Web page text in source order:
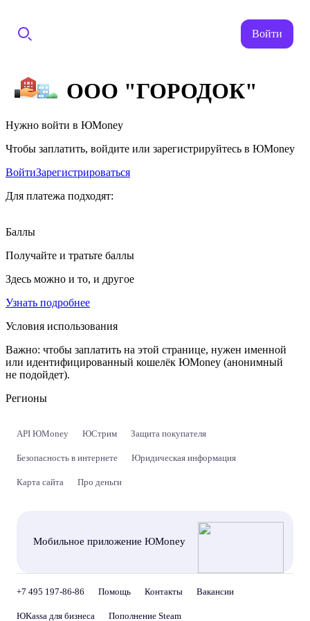
Войти
ООО "ГОРОДОК"
Нужно войти в ЮMoney
Чтобы заплатить, войдите или зарегистрируйтесь в ЮMoney
ВойтиЗарегистрироваться
Для платежа подходят:
Баллы
Получайте и тратьте баллы
Здесь можно и то, и другое
Узнать подробнее
Условия использования
Важно: чтобы заплатить на этой странице, нужен именной
или идентифицированный кошелёк ЮMoney (анонимный
не подойдет).
Регионы
API ЮMoney ЮСтрим Защита покупателя
Безопасность в интернете Юридическая информация
Карта сайта Про деньги
Мобильное приложение ЮMoney
+7 495 197-86-86 Помощь Контакты Вакансии
ЮKassa для бизнеса Пополнение Steam